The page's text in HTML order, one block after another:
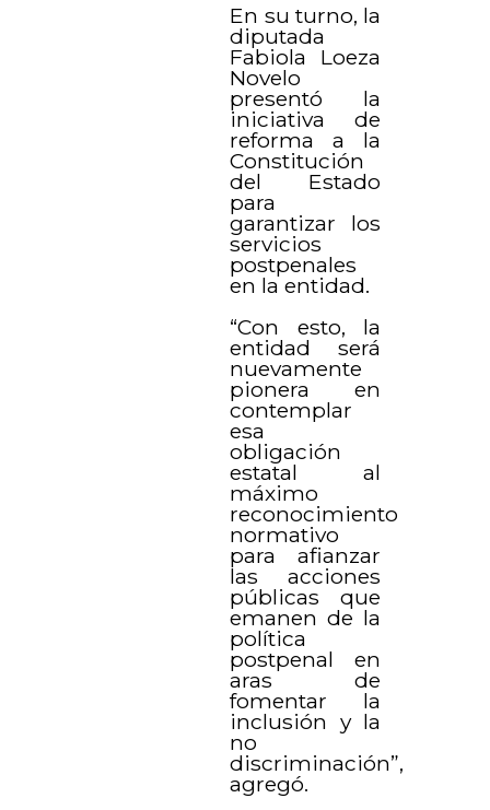
En su turno, la
diputada
Fabiola Loeza
Novelo
presentó la
iniciativa de
reforma a la
Constitución
del Estado
para
garantizar los
servicios
postpenales
en la entidad.
“Con esto, la
entidad será
nuevamente
pionera en
contemplar
esa
obligación
estatal al
máximo
reconocimiento
normativo
para afianzar
las acciones
públicas que
emanen de la
política
postpenal en
aras de
fomentar la
inclusión y la
no
discriminación”,
agregó.